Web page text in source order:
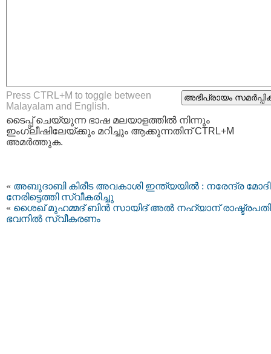
Press CTRL+M to toggle between
Malayalam and English.
ടൈപ്പ്‌ ചെയ്യുന്ന ഭാഷ മലയാളത്തില്‍ നിന്നും
ഇംഗ്ലീഷിലേയ്ക്കും മറിച്ചും ആക്കുന്നതിന് CTRL+M
അമര്‍ത്തുക.
« അബുദാബി കിരീട അവകാശി ഇന്ത്യയില്‍ : നരേന്ദ്ര മോദി
നേരിട്ടെത്തി സ്വീകരിച്ചു
« ശൈഖ് മുഹമ്മദ് ബിന്‍ സായിദ് അല്‍ നഹ്യാന് രാഷ്ട്രപതി
ഭവനില്‍ സ്വീകരണം